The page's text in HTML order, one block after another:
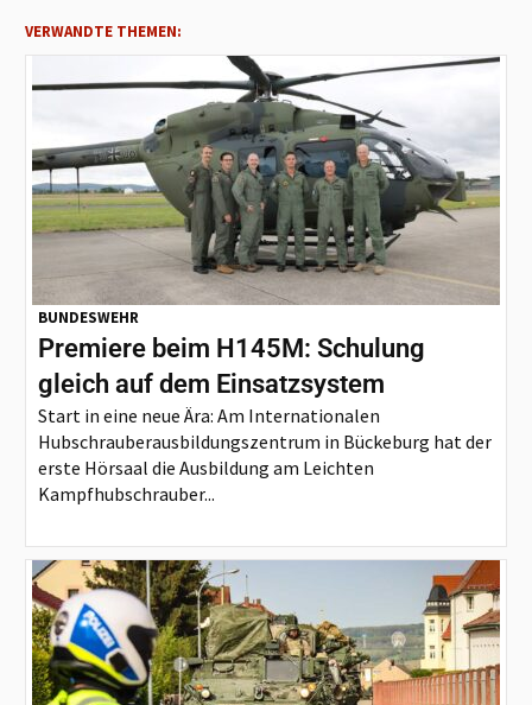
VERWANDTE THEMEN:
BUNDESWEHR
Premiere beim H145M: Schulung
gleich auf dem Einsatzsystem
Start in eine neue Ära: Am Internationalen
Hubschrauberausbildungszentrum in Bückeburg hat der
erste Hörsaal die Ausbildung am Leichten
Kampfhubschrauber...